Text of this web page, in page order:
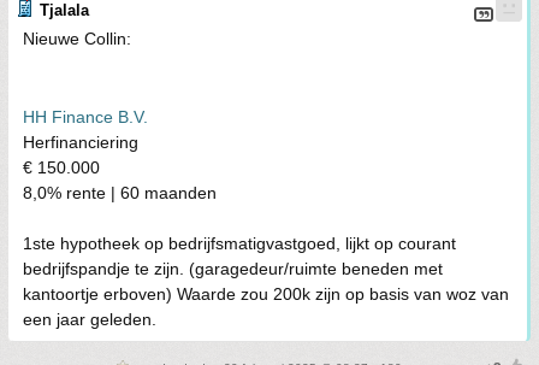
Tjalala
Nieuwe Collin:
HH Finance B.V.
Herfinanciering
€ 150.000
8,0% rente | 60 maanden
1ste hypotheek op bedrijfsmatigvastgoed, lijkt op courant
bedrijfspandje te zijn. (garagedeur/ruimte beneden met
kantoortje erboven) Waarde zou 200k zijn op basis van woz van
een jaar geleden.